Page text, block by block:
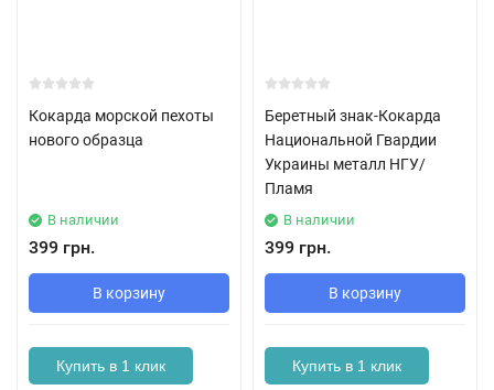
Кокарда морской пехоты
нового образца
В наличии
399 грн.
В корзину
Купить в 1 клик
Беретный знак-Кокарда
Национальной Гвардии
Украины металл НГУ/
Пламя
В наличии
399 грн.
В корзину
Купить в 1 клик